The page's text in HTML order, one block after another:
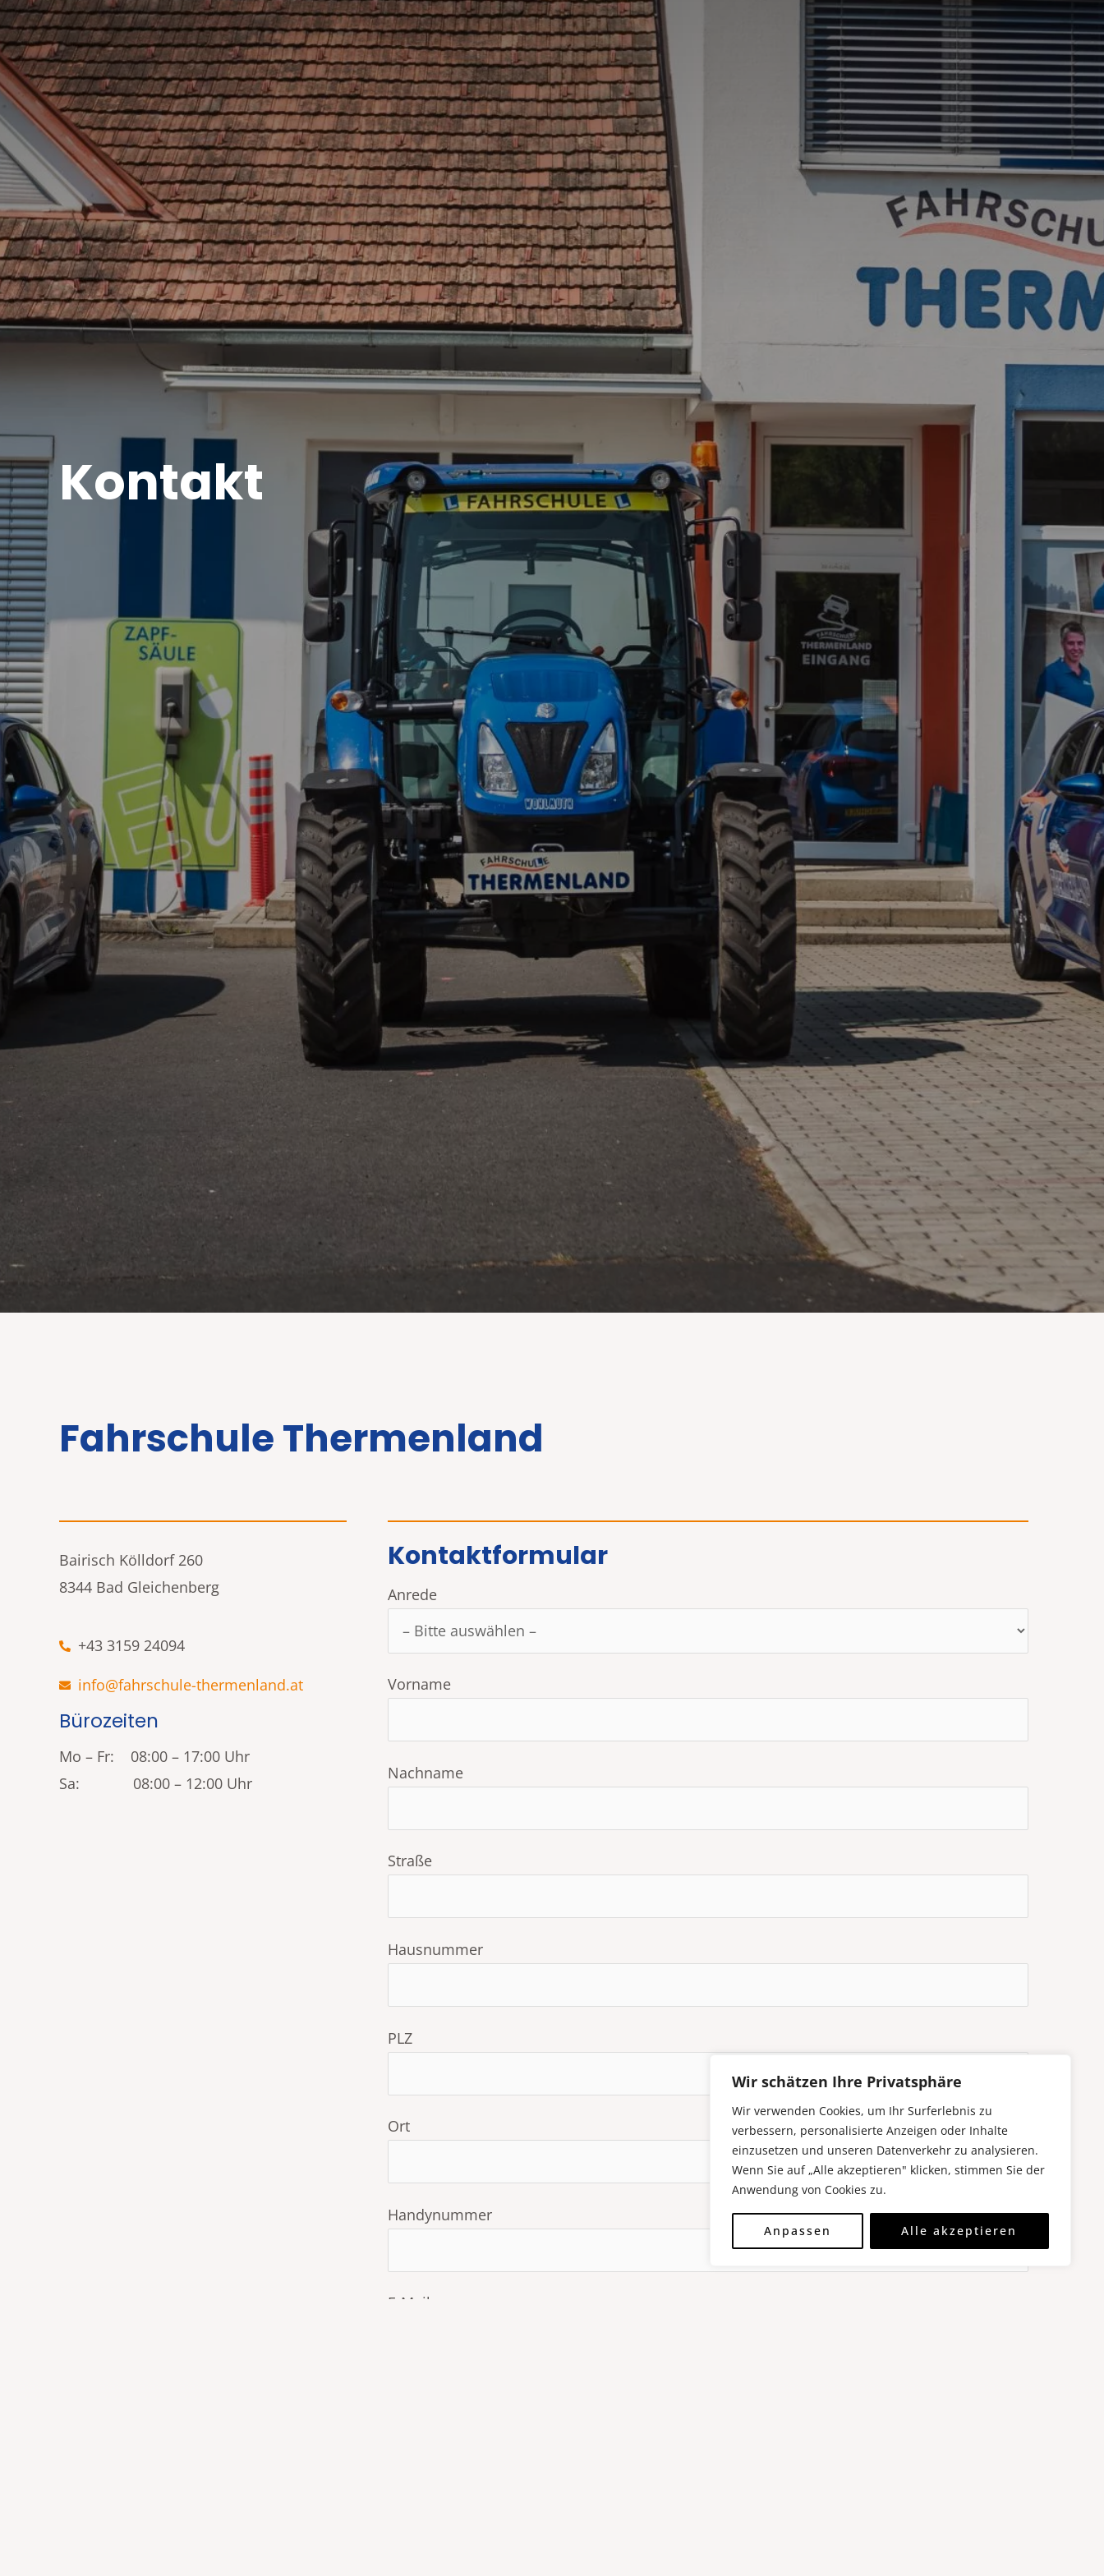
Wir schätzen Ihre Privatsphäre
Wir verwenden Cookies, um Ihr Surferlebnis zu
verbessern, personalisierte Anzeigen oder Inhalte
einzusetzen und unseren Datenverkehr zu analysieren.
Wenn Sie auf „Alle akzeptieren" klicken, stimmen Sie der
Anwendung von Cookies zu.
Anpassen Alle akzeptieren
Kontakt
Fahrschule Thermenland
Bairisch Kölldorf 260
8344 Bad Gleichenberg
+43 3159 24094
info@fahrschule-thermenland.at
Bürozeiten
Mo – Fr: 08:00 – 17:00 Uhr
Sa: 08:00 – 12:00 Uhr
Kontaktformular
Anrede
Vorname
Nachname
Straße
Hausnummer
PLZ
Ort
Handynummer
E-Mail